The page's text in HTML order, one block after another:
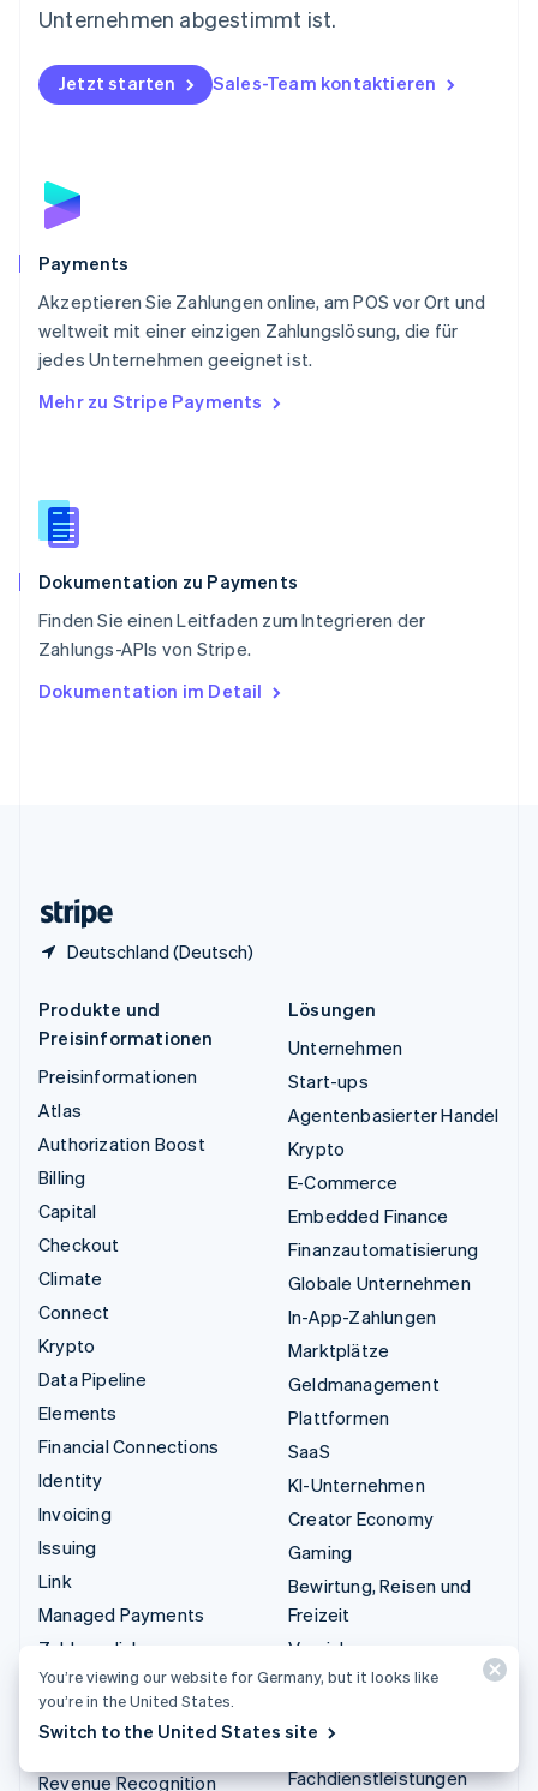
Unternehmen abgestimmt ist.
Jetzt starten Sales-Team kontaktieren
Payments
Akzeptieren Sie Zahlungen online, am POS vor Ort und
weltweit mit einer einzigen Zahlungslösung, die für
jedes Unternehmen geeignet ist.
Mehr zu Stripe Payments
Dokumentation zu Payments
Finden Sie einen Leitfaden zum Integrieren der
Zahlungs-APIs von Stripe.
Dokumentation im Detail
Deutschland (Deutsch)
Österreich
Polen
English
Portugal
Schweden
Schweiz
Singapur
English简体中文
Slowakei
Slowenien
English
Spanien
Thailand
Tschechische Republik
English
English
Produkte und
Preisinformationen
Preisinformationen
Atlas
Authorization Boost
Billing
Capital
Checkout
Climate
Connect
Krypto
Data Pipeline
Elements
Financial Connections
Identity
Invoicing
Issuing
Link
Managed Payments
Zahlungslinks
Payments
Payouts
Revenue Recognition
Lösungen
Unternehmen
Start-ups
Agentenbasierter Handel
Krypto
E-Commerce
Embedded Finance
Finanzautomatisierung
Globale Unternehmen
In-App-Zahlungen
Marktplätze
Geldmanagement
Plattformen
SaaS
KI-Unternehmen
Creator Economy
Gaming
Bewirtung, Reisen und
Freizeit
Versicherungen
Medien und Unterhaltung
Organisationen
Fachdienstleistungen
You’re viewing our website for Germany, but it looks like
you’re in the United States.
Switch to the United States site